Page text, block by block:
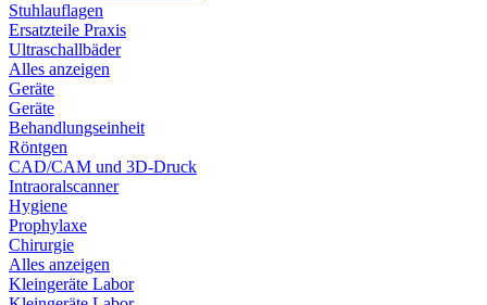
Stuhlauflagen
Ersatzteile Praxis
Ultraschallbäder
Alles anzeigen
Geräte
Geräte
Behandlungseinheit
Röntgen
CAD/CAM und 3D-Druck
Intraoralscanner
Hygiene
Prophylaxe
Chirurgie
Alles anzeigen
Kleingeräte Labor